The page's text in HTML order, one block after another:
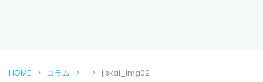
HOME コラム jiskai_img02